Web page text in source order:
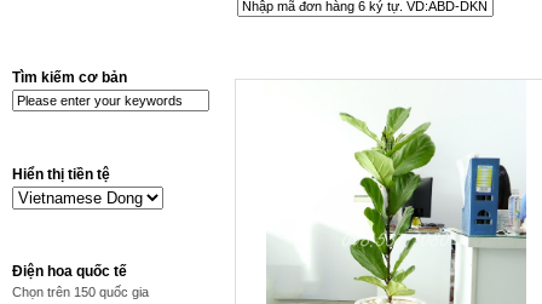
Tìm kiếm cơ bản
Hiển thị tiền tệ
Điện hoa quốc tế
Chọn trên 150 quốc gia